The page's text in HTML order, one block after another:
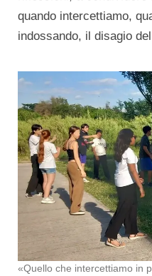
quando intercettiamo,
indossando, il disagio
«Quello che intercettiamo in